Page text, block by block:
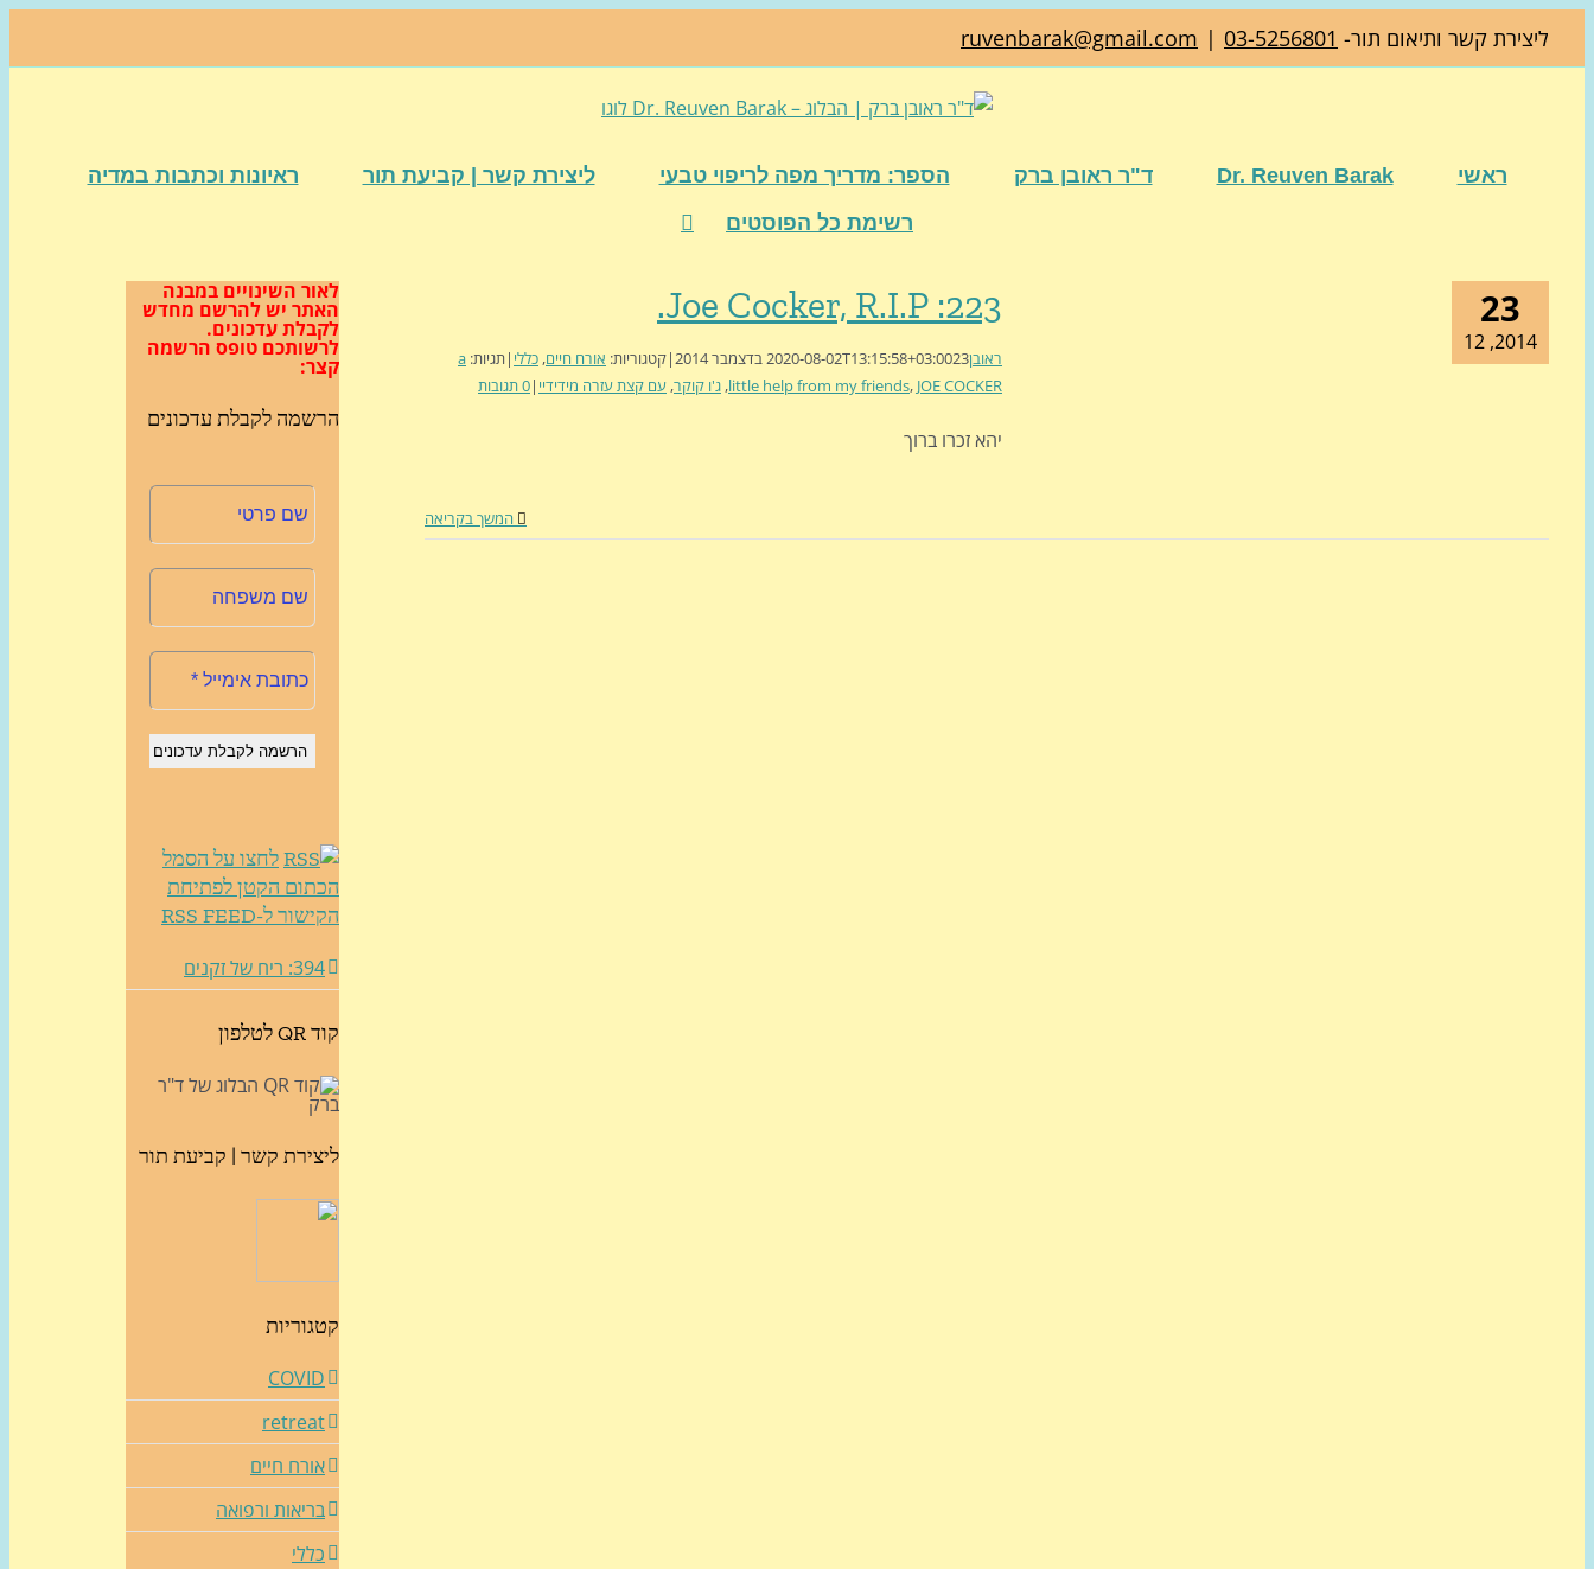
ליצירת קשר ותיאום תור- 03-5256801
|
ruvenbarak@gmail.com
ראשי Dr. Reuven Barak ד"ר ראובן ברק הספר: מדריך מפה לריפוי טבעי ליצירת קשר | קביעת תור
ראיונות וכתבות במדיה
רשימת כל הפוסטים
23
2014, 12
223: Joe Cocker, R.I.P.
ראובן 2020-08-02T13:15:58+03:0023 בדצמבר 2014 |קטגוריות: אורח חיים, כללי |תגיות: a
little help from my friends, JOE COCKER
, ג'ו קוקר, עם קצת עזרה מידידיי |0 תגובות
יהא זכרו ברוך
המשך בקריאה
לאור השינויים במבנה
האתר יש להרשם מחדש
לקבלת עדכונים.
לרשותכם טופס הרשמה
קצר:
הרשמה לקבלת עדכונים
לחצו על הסמל
הכתום הקטן לפתיחת
הקישור ל-RSS FEED
394: ריח של זקנים
קוד QR לטלפון
ליצירת קשר | קביעת תור
קטגוריות
COVID
retreat
אורח חיים
בריאות ורפואה
כללי